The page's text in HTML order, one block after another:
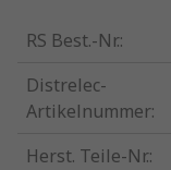
RS Best.-Nr.:
Distrelec-
Artikelnummer:
Herst. Teile-Nr.: